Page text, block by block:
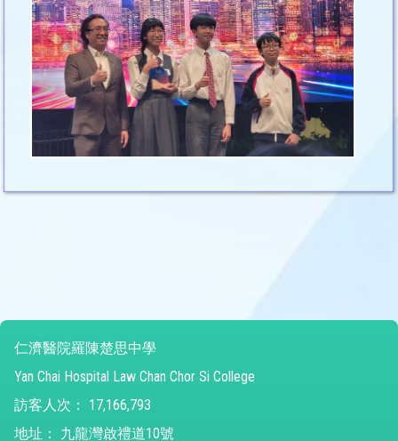
仁濟醫院羅陳楚思中學
Yan Chai Hospital Law Chan Chor Si College
訪客人次：
17,166,793
地址：
九龍灣啟禮道10號